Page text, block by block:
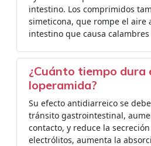
intestino. Los comprimidos
simeticona, que rompe el aire
intestino que causa
¿Cuánto tiempo dura
loperamida?
Su efecto antidiarreico se
tránsito gastrointestinal,
contacto, y reduce la
electrólitos, aumenta la